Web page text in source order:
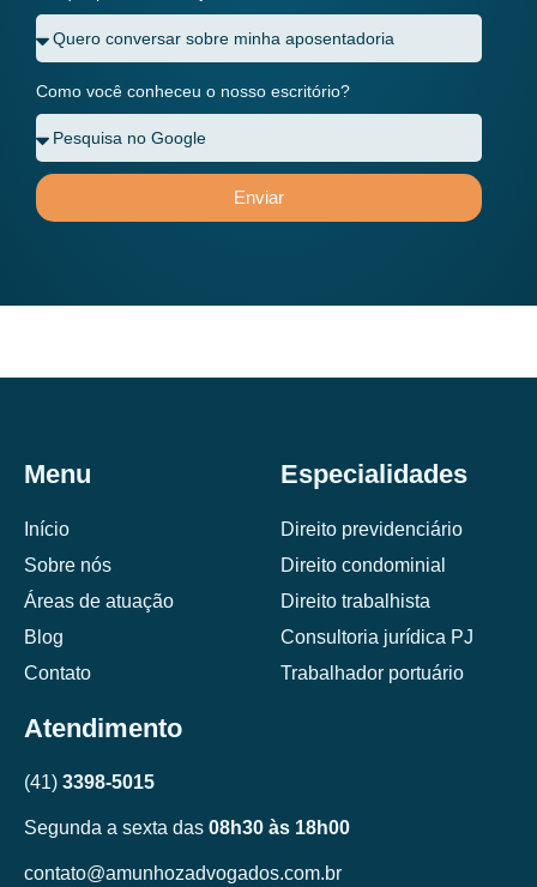
Como você conheceu o nosso escritório?
Enviar
Menu
Início
Sobre nós
Áreas de atuação
Blog
Contato
Especialidades
Direito previdenciário
Direito condominial
Direito trabalhista
Consultoria jurídica PJ
Trabalhador portuário
Atendimento
(41) 3398-5015
Segunda a sexta das 08h30 às 18h00
contato@amunhozadvogados.com.br